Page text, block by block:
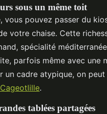
sous un même toit
vous pouvez passer du
votre chaise. Cette
spécialité
parfois même avec une
un cadre atypique, on
.
tablées partagées